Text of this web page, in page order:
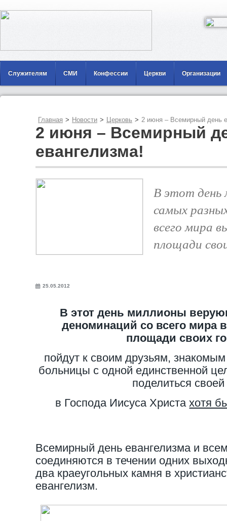
Служителям СМИ Конфессии Церкви Организации
Главная > Новости > Церковь > 2 июня – Всемирный день
2 июня – Всемирный
евангелизма!
В этот день
самых
всего мира
площади
25.05.2012
В этот день миллионы
деноминаций со всего мира
площади своих
пойдут к своим друзьям,
больницы с одной единственной
поделиться
в Господа Иисуса Христахотя
Всемирный день евангелизма и
соединяются в течении одних
два краеугольных камня в
евангелизм.